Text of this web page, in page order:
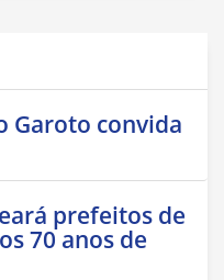
Garoto convida
prefeitos de
70 anos de